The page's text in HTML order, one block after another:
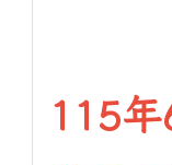
115